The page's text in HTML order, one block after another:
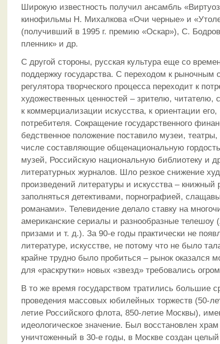
Широкую известность получил ансамбль
кинофильмы Н. Михалкова «Очи черные» и
(получивший в 1995 г. премию «Оскар»), С.
пленник» и др.
С другой стороны, русская культура еще со
поддержку государства. С переходом к рыночным
регулятора творческого процесса переходит к
художественных ценностей – зрителю, читателю,
к коммерциализации искусства, к ориентации его,
потребителя. Сокращение государственного
бедственное положение поставило музеи,
числе составляющие общенациональную
музей, Российскую национальную библиотеку и
литературных журналов. Шло резкое снижение
произведений литературы и искусства – книжный
заполняться детективами, порнографией,
романами». Телевидение делало ставку на
американские сериалы и разнообразные телешоу
призами и т. д.). За 90-е годы практически не
литературе, искусстве, не потому что не было
крайне трудно было пробиться – рынок оказался
для «раскрутки» новых «звезд» требовались
В то же время государством тратились большие
проведения массовых юбилейных торжеств (50-
летие Российского флота, 850-летие Москвы),
идеологическое значение. Был восстановлен
уничтоженный в 30-е годы, в Москве создан